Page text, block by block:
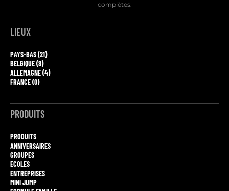
complètes.
LIEUX
PAYS-BAS (21)
BELGIQUE (8)
ALLEMAGNE (4)
FRANCE (0)
PRODUITS
PRODUITS
ANNIVERSAIRES
GROUPES
ECOLES
ENTREPRISES
MINI JUMP